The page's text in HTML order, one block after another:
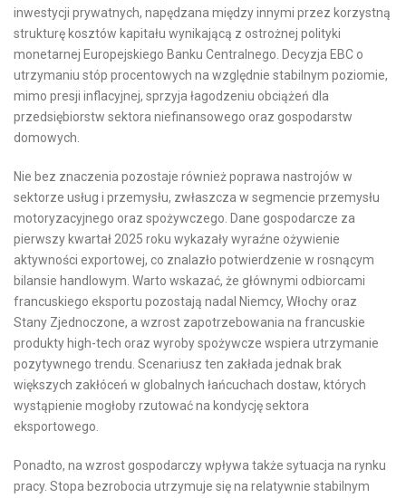
inwestycji prywatnych, napędzana między innymi przez korzystną
strukturę kosztów kapitału wynikającą z ostrożnej polityki
monetarnej Europejskiego Banku Centralnego. Decyzja EBC o
utrzymaniu stóp procentowych na względnie stabilnym poziomie,
mimo presji inflacyjnej, sprzyja łagodzeniu obciążeń dla
przedsiębiorstw sektora niefinansowego oraz gospodarstw
domowych.
Nie bez znaczenia pozostaje również poprawa nastrojów w
sektorze usług i przemysłu, zwłaszcza w segmencie przemysłu
motoryzacyjnego oraz spożywczego. Dane gospodarcze za
pierwszy kwartał 2025 roku wykazały wyraźne ożywienie
aktywności exportowej, co znalazło potwierdzenie w rosnącym
bilansie handlowym. Warto wskazać, że głównymi odbiorcami
francuskiego eksportu pozostają nadal Niemcy, Włochy oraz
Stany Zjednoczone, a wzrost zapotrzebowania na francuskie
produkty high-tech oraz wyroby spożywcze wspiera utrzymanie
pozytywnego trendu. Scenariusz ten zakłada jednak brak
większych zakłóceń w globalnych łańcuchach dostaw, których
wystąpienie mogłoby rzutować na kondycję sektora
eksportowego.
Ponadto, na wzrost gospodarczy wpływa także sytuacja na rynku
pracy. Stopa bezrobocia utrzymuje się na relatywnie stabilnym